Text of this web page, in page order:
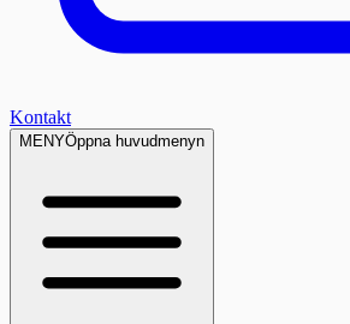
Kontakt
MENYÖppna huvudmenyn